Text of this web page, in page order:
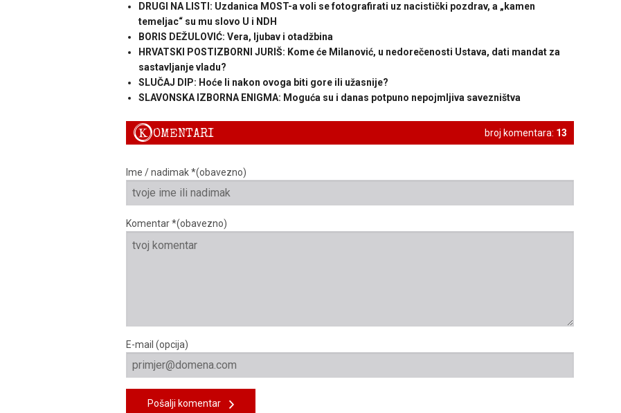
DRUGI NA LISTI: Uzdanica MOST-a voli se fotografirati uz nacistički pozdrav, a „kamen
temeljac“ su mu slovo U i NDH
BORIS DEŽULOVIĆ: Vera, ljubav i otadžbina
HRVATSKI POSTIZBORNI JURIŠ: Kome će Milanović, u nedorečenosti Ustava, dati mandat za
sastavljanje vladu?
SLUČAJ DIP: Hoće li nakon ovoga biti gore ili užasnije?
SLAVONSKA IZBORNA ENIGMA: Moguća su i danas potpuno nepojmljiva savezništva
broj komentara: 13
KOMENTARI
Ime / nadimak *(obavezno)
Komentar *(obavezno)
E-mail (opcija)
Pošalji komentar